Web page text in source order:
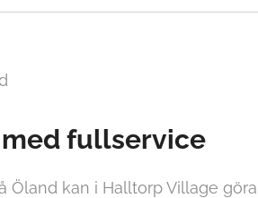
med fullservice
Öland kan i Halltorp Village göra